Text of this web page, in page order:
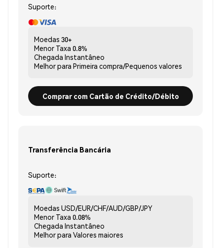
Suporte:
Moedas 30+
Menor Taxa 0.8%
Chegada Instantâneo
Melhor para Primeira compra/Pequenos valores
Comprar com Cartão de Crédito/Débito
Transferência Bancária
Suporte:
Moedas USD/EUR/CHF/AUD/GBP/JPY
Menor Taxa 0.08%
Chegada Instantâneo
Melhor para Valores maiores